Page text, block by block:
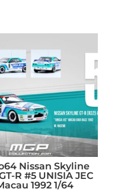
Nissan Skyline
R #5 UNISIA JEC
1992 1/64